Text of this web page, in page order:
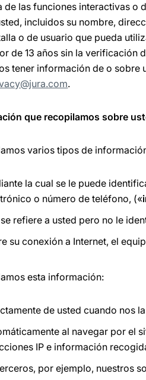
de las funciones interactivas o
incluidos su nombre,
o de usuario que pueda
de 13 años sin la verificación
tener información de o sobre
.
que recopilamos sobre
varios tipos de
la cual se le puede
o número de teléfono, («
refiere a usted pero no le
su conexión a Internet, el
esta información:
de usted cuando nos
al navegar por el
IP e información
por ejemplo, nuestros